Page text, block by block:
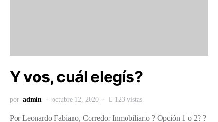
Y vos, cuál elegís?
por admin octubre 12, 2020 123 vistas
Por Leonardo Fabiano, Corredor Inmobiliario ? Opción 1 o 2? ?